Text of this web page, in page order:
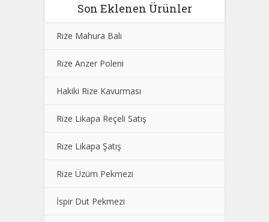
Son Eklenen Ürünler
Rize Mahura Balı
Rize Anzer Poleni
Hakiki Rize Kavurması
Rize Likapa Reçeli Satış
Rize Likapa Şatış
Rize Üzüm Pekmezi
İspir Dut Pekmezi